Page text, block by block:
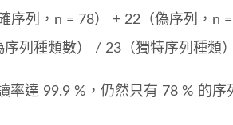
序列，n = 78） + 22（偽序列，n
列種類數） / 23（獨特序列種類
率達 99.9 %，仍然只有 78 % 的